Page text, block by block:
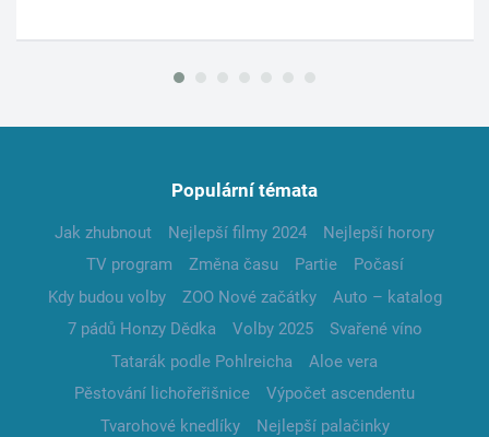
Populární témata
Jak zhubnout Nejlepší filmy 2024
Nejlepší horory
TV program
Změna času Partie
Počasí
Kdy budou volby
ZOO Nové začátky
Auto – katalog
7 pádů Honzy Dědka
Volby 2025
Svařené víno
Tatarák podle Pohlreicha
Aloe vera
Pěstování lichořeřišnice
Výpočet ascendentu
Tvarohové knedlíky
Nejlepší palačinky